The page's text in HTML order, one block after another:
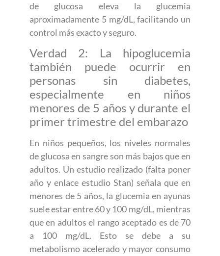
de glucosa eleva la glucemia
aproximadamente 5 mg/dL, facilitando un
control más exacto y seguro.
Verdad 2: La hipoglucemia
también puede ocurrir en
personas sin diabetes,
especialmente en niños
menores de 5 años y durante el
primer trimestre del embarazo
En niños pequeños, los niveles normales
de glucosa en sangre son más bajos que en
adultos. Un estudio realizado (falta poner
año y enlace estudio Stan) señala que en
menores de 5 años, la glucemia en ayunas
suele estar entre 60 y 100 mg/dL, mientras
que en adultos el rango aceptado es de 70
a 100 mg/dL. Esto se debe a su
metabolismo acelerado y mayor consumo